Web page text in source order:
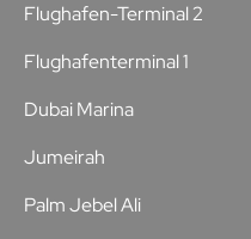
Flughafen-Terminal 2
Flughafenterminal 1
Dubai Marina
Jumeirah
Palm Jebel Ali